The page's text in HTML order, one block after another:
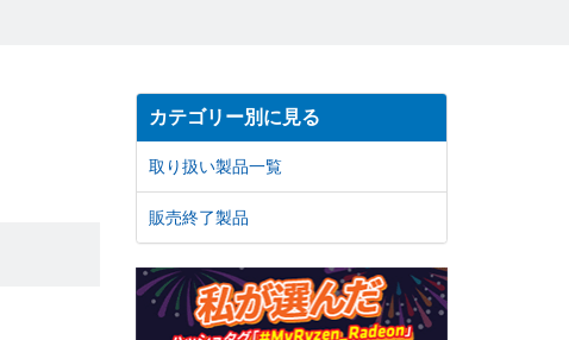
カテゴリー別に見る
取り扱い製品一覧
販売終了製品